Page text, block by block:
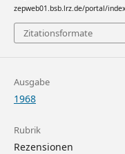
zepweb01.bsb.lrz.de/portal/
Zitationsformate
Ausgabe
1968
Rubrik
Rezensionen